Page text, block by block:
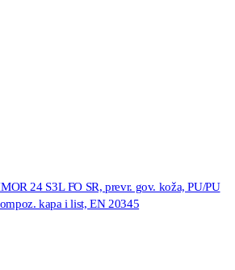
24 S3L FO SR, prevr. gov. koža, PU/PU
kapa i list, EN 20345